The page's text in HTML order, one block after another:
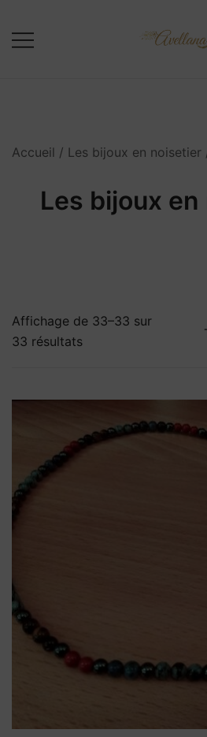
content
Accueil / Les bijoux en noisetier
Les bijoux
Affichage de 33–33 sur
33 résultats